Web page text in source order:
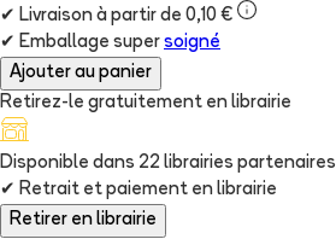
✔ Livraison à partir de 0,10 €
✔ Emballage super soigné
Ajouter au panier
Retirez-le gratuitement en librairie
Disponible dans 22 librairies partenaires
✔ Retrait et paiement en librairie
Retirer en librairie